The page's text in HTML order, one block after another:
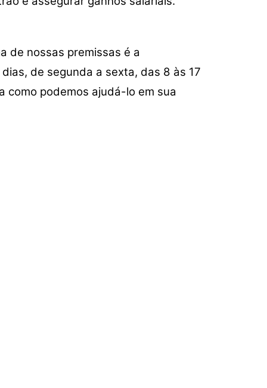
volume.
de nossas premissas é a
de segunda a sexta, das 8 às 17
como podemos ajudá-lo em sua